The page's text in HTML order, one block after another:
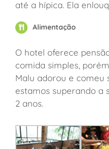
até a hípica. Ela
Alimentação
O hotel oferece
comida simples,
Malu adorou e comeu
estamos superando a
2 anos.